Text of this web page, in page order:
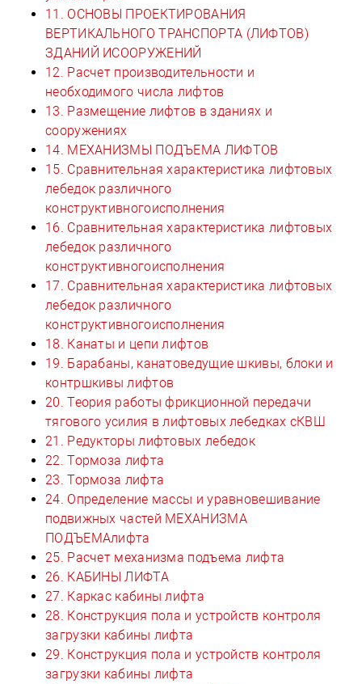
11. ОСНОВЫ ПРОЕКТИРОВАНИЯ
ВЕРТИКАЛЬНОГО ТРАНСПОРТА (ЛИФТОВ)
ЗДАНИЙ ИСООРУЖЕНИЙ
12. Расчет производительности и
необходимого числа лифтов
13. Размещение лифтов в зданиях и
сооружениях
14. МЕХАНИЗМЫ ПОДЪЕМА ЛИФТОВ
15. Сравнительная характеристика лифтовых
лебедок различного
конструктивногоисполнения
16. Сравнительная характеристика лифтовых
лебедок различного
конструктивногоисполнения
17. Сравнительная характеристика лифтовых
лебедок различного
конструктивногоисполнения
18. Канаты и цепи лифтов
19. Барабаны, канатоведущие шкивы, блоки и
контршкивы лифтов
20. Теория работы фрикционной передачи
тягового усилия в лифтовых лебедках сКВШ
21. Редукторы лифтовых лебедок
22. Тормоза лифта
23. Тормоза лифта
24. Определение массы и уравновешивание
подвижных частей МЕХАНИЗМА
ПОДЪЕМАлифта
25. Расчет механизма подъема лифта
26. КАБИНЫ ЛИФТА
27. Каркас кабины лифта
28. Конструкция пола и устройств контроля
загрузки кабины лифта
29. Конструкция пола и устройств контроля
загрузки кабины лифта